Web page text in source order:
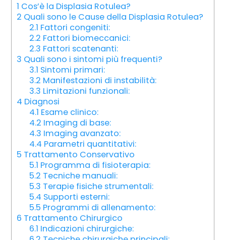
1 Cos’è la Displasia Rotulea?
2 Quali sono le Cause della Displasia Rotulea?
2.1 Fattori congeniti:
2.2 Fattori biomeccanici:
2.3 Fattori scatenanti:
3 Quali sono i sintomi più frequenti?
3.1 Sintomi primari:
3.2 Manifestazioni di instabilità:
3.3 Limitazioni funzionali:
4 Diagnosi
4.1 Esame clinico:
4.2 Imaging di base:
4.3 Imaging avanzato:
4.4 Parametri quantitativi:
5 Trattamento Conservativo
5.1 Programma di fisioterapia:
5.2 Tecniche manuali:
5.3 Terapie fisiche strumentali:
5.4 Supporti esterni:
5.5 Programmi di allenamento:
6 Trattamento Chirurgico
6.1 Indicazioni chirurgiche: